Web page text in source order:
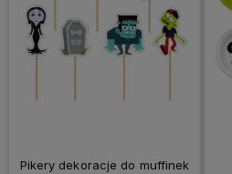
Pikery dekoracje do muffinek